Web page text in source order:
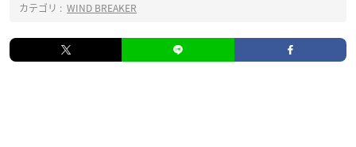
カテゴリ : WIND BREAKER